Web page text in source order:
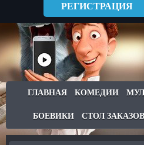
РЕГИСТРАЦИЯ
ГЛАВНАЯ КОМЕДИИ
БОЕВИКИ СТОЛ ЗАКАЗОВ